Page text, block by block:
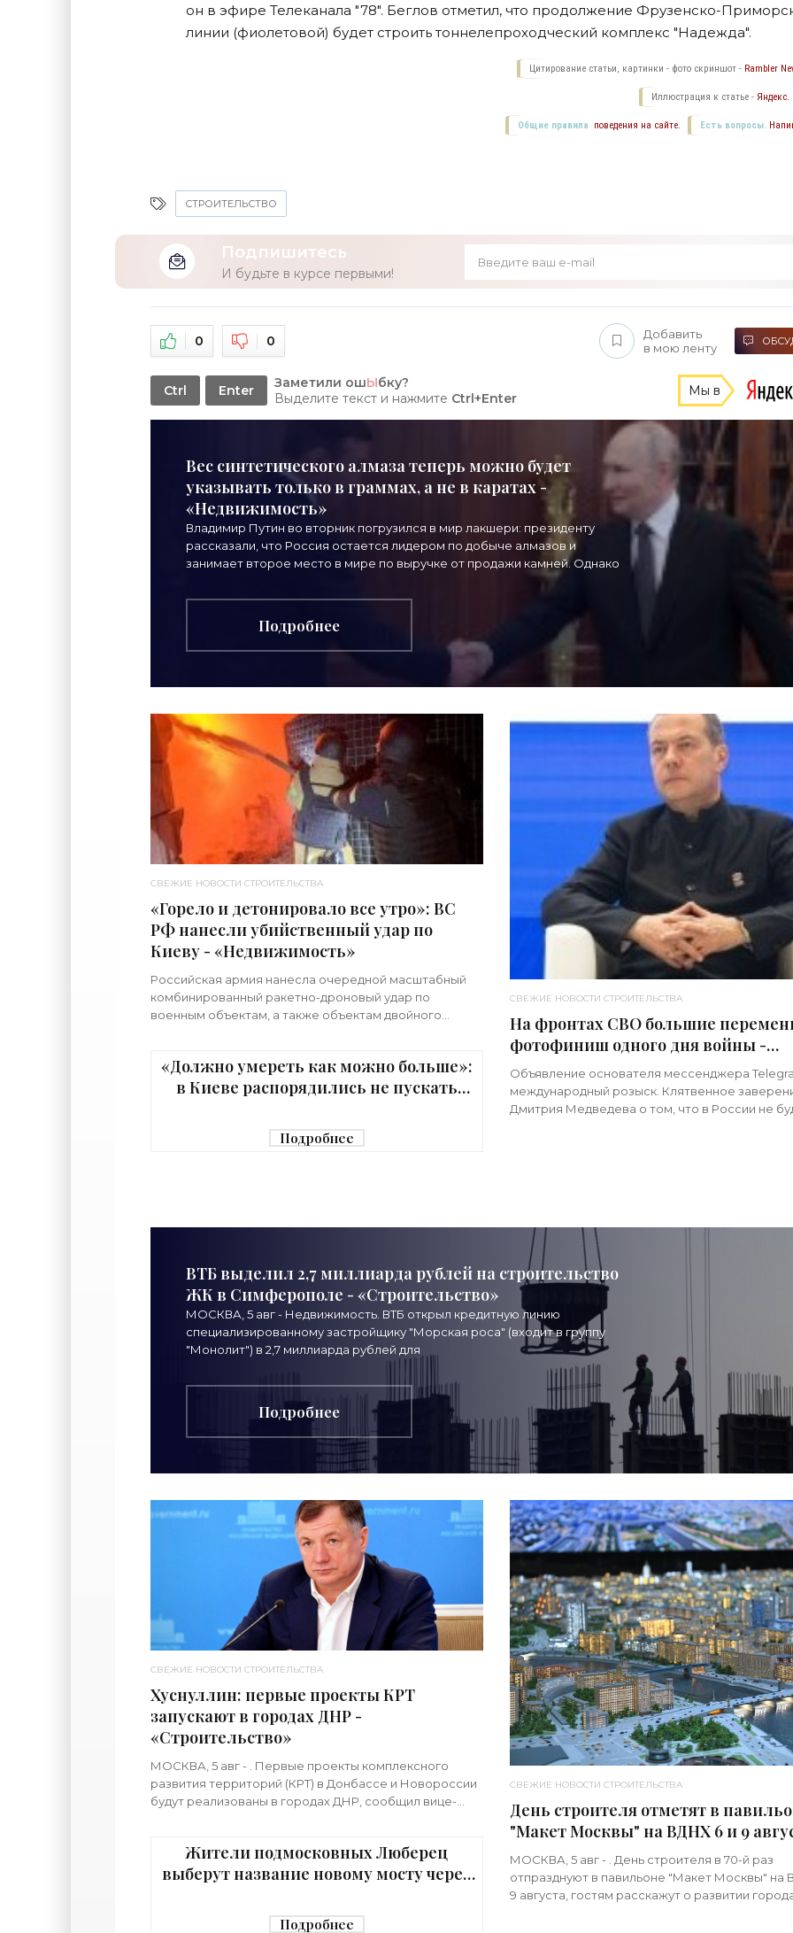
он в эфире Телеканала "78". Беглов отметил, что продолжение Фрузенско-
линии (фиолетовой) будет строить тоннелепроходческий комплекс "Надежда".
Цитирование статьи, картинки - фото скриншот - Rambler
Иллюстрация к статье - Яндекс.
Есть вопросы.
Общие правила поведения на сайте.
СТРОИТЕЛЬСТВО
Подпишитесь
И будьте в курсе первыми!
0 0
Добавить
в мою ленту
Ctrl Enter Заметили ошЫбку?
Выделите текст и нажмите Ctrl+Enter Мы в
Вес синтетического алмаза теперь можно будет
указывать только в граммах, а не в каратах -
«Недвижимость»
Владимир Путин во вторник погрузился в мир лакшери: президенту
рассказали, что Россия остается лидером по добыче алмазов и
занимает второе место в мире по выручке от продажи камней. Однако
Подробнее
СВЕЖИЕ НОВОСТИ СТРОИТЕЛЬСТВА
«Горело и детонировало все утро»: ВС
РФ нанесли убийственный удар по
Киеву - «Недвижимость»
Российская армия нанесла очередной масштабный
комбинированный ракетно-дроновый удар по
военным объектам, а также объектам двойного
СВЕЖИЕ НОВОСТИ СТРОИТЕЛЬСТВА
На фронтах СВО большие
фотофиниш одного дня войны -
«Недвижимость»
Объявление основателя мессенджера
международный розыск. Клятвенное
Дмитрия Медведева о том, что в России не
«Должно умереть как можно больше»:
в Киеве распорядились не пускать
Подробнее
ВТБ выделил 2,7 миллиарда рублей на строительство
ЖК в Симферополе - «Строительство»
МОСКВА, 5 авг - Недвижимость. ВТБ открыл кредитную линию
специализированному застройщику "Морская роса" (входит в группу
"Монолит") в 2,7 миллиарда рублей для
Подробнее
СВЕЖИЕ НОВОСТИ СТРОИТЕЛЬСТВА
Хуснуллин: первые проекты КРТ
запускают в городах ДНР -
«Строительство»
МОСКВА, 5 авг - . Первые проекты комплексного
развития территорий (КРТ) в Донбассе и Новороссии
будут реализованы в городах ДНР, сообщил вице-
СВЕЖИЕ НОВОСТИ СТРОИТЕЛЬСТВА
День строителя отметят в
"Макет Москвы" на ВДНХ 6 и 9
«Строительство»
МОСКВА, 5 авг - . День строителя в 70-й раз
отпразднуют в павильоне "Макет Москвы" на
9 августа, гостям расскажут о развитии
Жители подмосковных Люберец
выберут название новому мосту через
Подробнее